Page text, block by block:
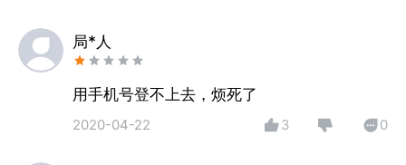
局*人
用手机号登不上去，烦死了
2020-04-22 3 0